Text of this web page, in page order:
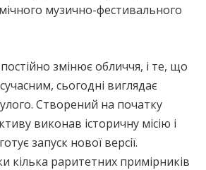
музично-фестивального
змінює обличчя, і те, що
сьогодні виглядає
Створений на початку
виконав історичну місію і
запуск нової версії.
кілька раритетних примірників